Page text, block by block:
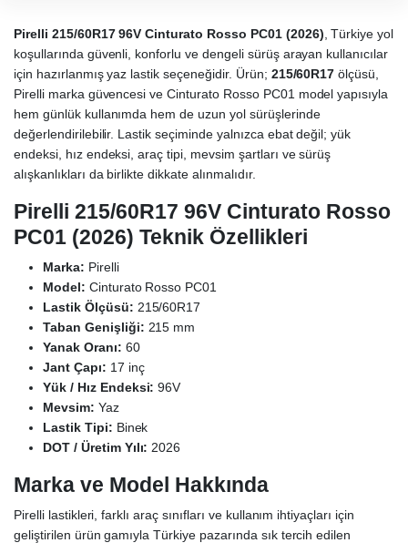
Pirelli 215/60R17 96V Cinturato Rosso PC01 (2026) , Türkiye yol
koşullarında güvenli, konforlu ve dengeli sürüş arayan kullanıcılar
için hazırlanmış yaz lastik seçeneğidir. Ürün; 215/60R17 ölçüsü,
Pirelli marka güvencesi ve Cinturato Rosso PC01 model yapısıyla
hem günlük kullanımda hem de uzun yol sürüşlerinde
değerlendirilebilir. Lastik seçiminde yalnızca ebat değil; yük
endeksi, hız endeksi, araç tipi, mevsim şartları ve sürüş
alışkanlıkları da birlikte dikkate alınmalıdır.
Pirelli 215/60R17 96V Cinturato Rosso
PC01 (2026) Teknik Özellikleri
Marka: Pirelli
Model: Cinturato Rosso PC01
Lastik Ölçüsü: 215/60R17
Taban Genişliği: 215 mm
Yanak Oranı: 60
Jant Çapı: 17 inç
Yük / Hız Endeksi: 96V
Mevsim: Yaz
Lastik Tipi: Binek
DOT / Üretim Yılı: 2026
Marka ve Model Hakkında
Pirelli lastikleri, farklı araç sınıfları ve kullanım ihtiyaçları için
geliştirilen ürün gamıyla Türkiye pazarında sık tercih edilen